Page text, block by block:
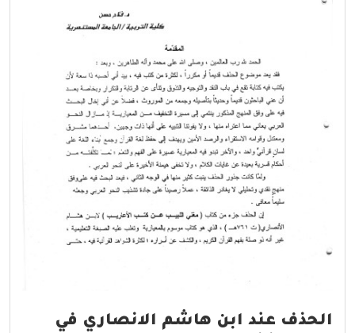
الحذف عند ابن هاشم الانصاري في